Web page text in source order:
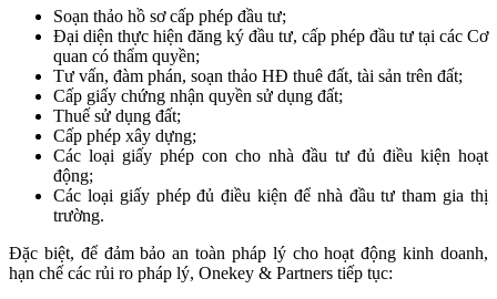
Soạn thảo hồ sơ cấp phép đầu tư;
Đại diện thực hiện đăng ký đầu tư, cấp phép đầu tư tại các Cơ
quan có thẩm quyền;
Tư vấn, đàm phán, soạn thảo HĐ thuê đất, tài sản trên đất;
Cấp giấy chứng nhận quyền sử dụng đất;
Thuế sử dụng đất;
Cấp phép xây dựng;
Các loại giấy phép con cho nhà đầu tư đủ điều kiện hoạt
động;
Các loại giấy phép đủ điều kiện để nhà đầu tư tham gia thị
trường.
Đặc biệt, để đảm bảo an toàn pháp lý cho hoạt động kinh doanh,
hạn chế các rủi ro pháp lý, Onekey & Partners tiếp tục: